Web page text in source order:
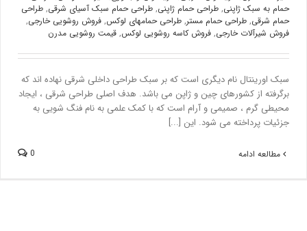
حمام به سبک ژاپنی,طراحی حمام ژاپنی,طراحی حمام سبک آسیای شرقی,طراحی
حمام شرقی,طراحی حمام مستر,طراحی حمامهای لوکس,فروش روشویی خارجی,
فروش شیرآلات خارجی,فروش کاسه روشویی لوکس,قیمت روشویی مدرن
سبک اورینتال نام دیگری است که بر سبک طراحی داخلی شرقی نهاده اند که
برگرفته از کشورهای چین و ژاپن می باشد. هدف اصلی طراحی شرقی ، ایجاد
محیطی گرم ، صمیمی و آرام است که با کمک علمی به نام فنگ شویی به
جزئیات پرداخته می شود. این [...]
مطالعه ادامه